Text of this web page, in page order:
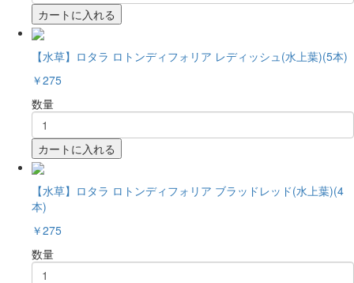
カートに入れる
【水草】ロタラ ロトンディフォリア レディッシュ(水上葉)(5本)
￥275
数量
カートに入れる
【水草】ロタラ ロトンディフォリア ブラッドレッド(水上葉)(4
本)
￥275
数量